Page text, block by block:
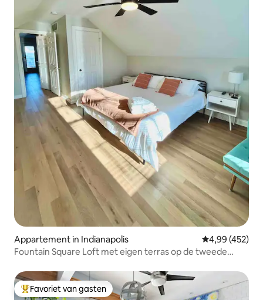
Appartement in Indianapolis Gemiddelde
4,99 (452)
Fountain Square Loft met eigen terras op de tweede
Topfavoriet van gasten
Favoriet van gasten